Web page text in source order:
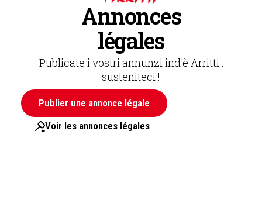
Annonces
légales
Publicate i vostri annunzi ind'è Arritti :
susteniteci !
Publier une annonce légale
Voir les annonces légales